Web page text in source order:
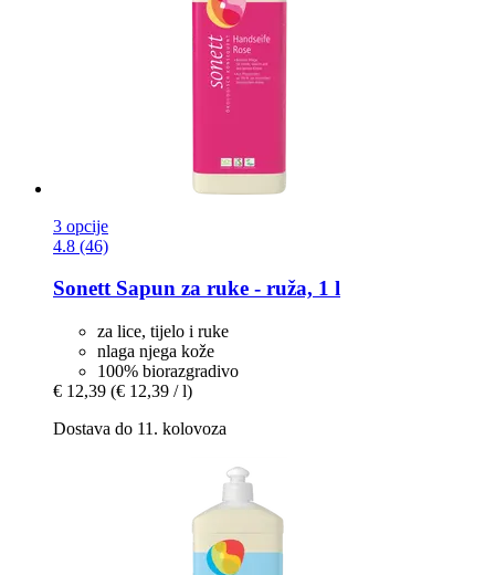
3 opcije
4.8 (46)
SonettSapun za ruke -​ ruža, 1 l
za lice, tijelo i ruke
nlaga njega kože
100% biorazgradivo
€ 12,39 (€ 12,39 / l)
Dostava do 11. kolovoza